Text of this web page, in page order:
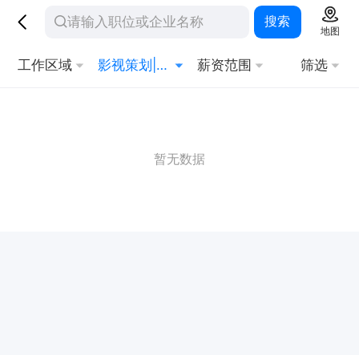
搜索
地图
工作区域 影视策划|制作人员 薪资范围 筛选
暂无数据